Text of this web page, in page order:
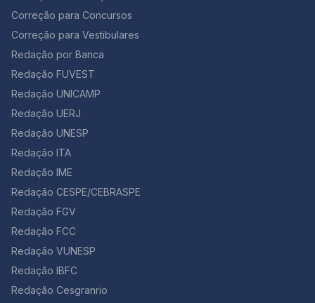
Correção para Concursos
Correção para Vestibulares
Redação por Banca
Redação FUVEST
Redação UNICAMP
Redação UERJ
Redação UNESP
Redação ITA
Redação IME
Redação CESPE/CEBRASPE
Redação FGV
Redação FCC
Redação VUNESP
Redação IBFC
Redação Cesgranrio